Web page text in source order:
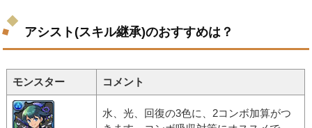
アシスト(スキル継承)のおすすめは？
モンスター コメント
水、光、回復の3色に、2コンボ加算がつ